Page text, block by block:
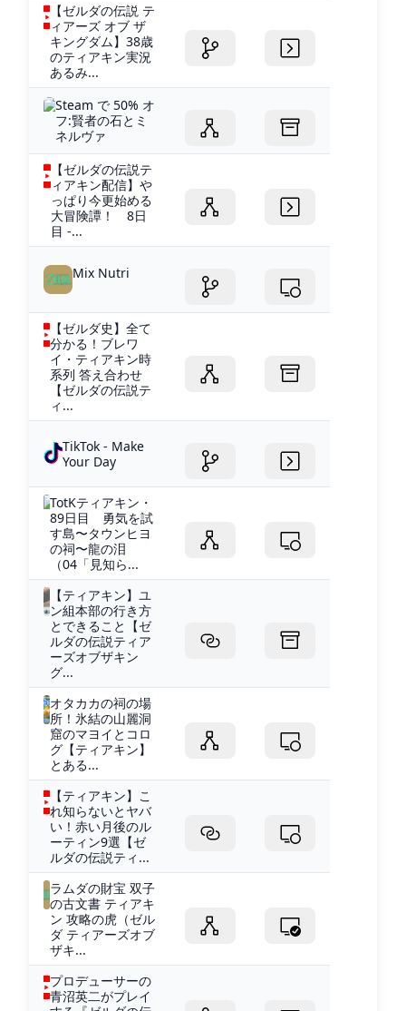
【ゼルダの伝説 テ
ィアーズ オブ ザ
キングダム】38歳
のティアキン実況
あるみ...
Steam で 50% オ
フ:賢者の石とミ
ネルヴァ
【ゼルダの伝説テ
ィアキン配信】や
っぱり今更始める
大冒険譚！ 8日
目 -...
Mix Nutri
【ゼルダ史】全て
分かる！ブレワ
イ・ティアキン時
系列 答え合わせ
【ゼルダの伝説テ
ィ...
TikTok - Make
Your Day
TotKティアキン・
89日目 勇気を試
す島〜タウンヒヨ
の祠〜龍の泪
（04「見知ら...
【ティアキン】ユ
ン組本部の行き方
とできること【ゼ
ルダの伝説ティア
ーズオブザキン
グ...
オタカカの祠の場
所！氷結の山麗洞
窟のマヨイとコロ
グ【ティアキン】
とある...
【ティアキン】こ
れ知らないとヤバ
い！赤い月後のル
ーティン9選【ゼ
ルダの伝説ティ...
ラムダの財宝 双子
の古文書 ティアキ
ン 攻略の虎（ゼル
ダ ティアーズオブ
ザキ...
プロデューサーの
青沼英二がプレイ